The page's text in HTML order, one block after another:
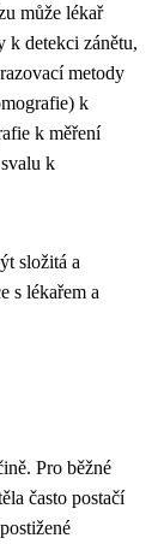
může lékař
k detekci zánětu,
metody
k
k měření
k
složitá a
s lékařem a
Pro běžné
často postačí